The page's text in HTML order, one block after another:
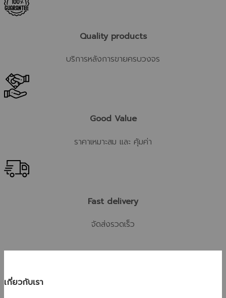
Quality products
บริการหลังการขายครบวงจร
Good Value
ราคาเหมาะสม และ คุ้มค่า
Fast delivery
จัดส่งรวดเร็ว
เกี่ยวกับเรา